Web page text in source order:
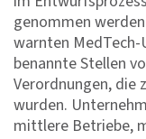
genommen
warnten MedTech-
benannte Stellen
Verordnungen, die
wurden.
mittlere Betriebe,